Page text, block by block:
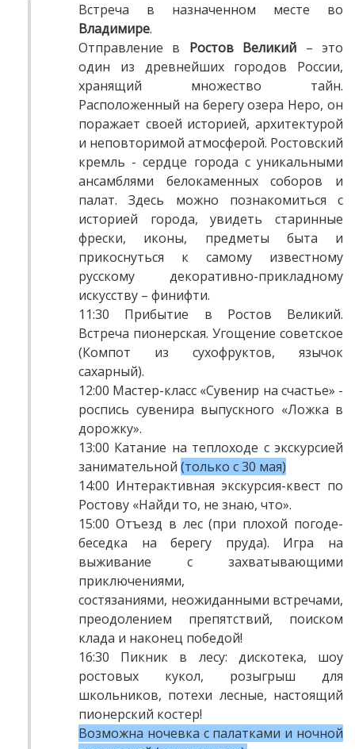
Встреча в назначенном месте во
Владимире.
Отправление в Ростов Великий – это
один из древнейших городов России,
хранящий множество тайн.
Расположенный на берегу озера Неро, он
поражает своей историей, архитектурой
и неповторимой атмосферой. Ростовский
кремль - сердце города с уникальными
ансамблями белокаменных соборов и
палат. Здесь можно познакомиться с
историей города, увидеть старинные
фрески, иконы, предметы быта и
прикоснуться к самому известному
русскому декоративно-прикладному
искусству – финифти.
11:30 Прибытие в Ростов Великий.
Встреча пионерская. Угощение советское
(Компот из сухофруктов, язычок
сахарный).
12:00 Мастер-класс «Сувенир на счастье» -
роспись сувенира выпускного «Ложка в
дорожку».
13:00 Катание на теплоходе с экскурсией
занимательной (только с 30 мая)
14:00 Интерактивная экскурсия-квест по
Ростову «Найди то, не знаю, что».
15:00 Отъезд в лес (при плохой погоде-
беседка на берегу пруда). Игра на
выживание с захватывающими
приключениями,
состязаниями, неожиданными встречами,
преодолением препятствий, поиском
клада и наконец победой!
16:30 Пикник в лесу: дискотека, шоу
ростовых кукол, розыгрыш для
школьников, потехи лесные, настоящий
пионерский костер!
Возможна ночевка с палатками и ночной